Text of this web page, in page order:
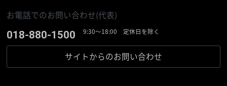
お電話でのお問い合わせ(代表)
018-880-1500 9:30〜18:00 定休日を除く
サイトからのお問い合わせ